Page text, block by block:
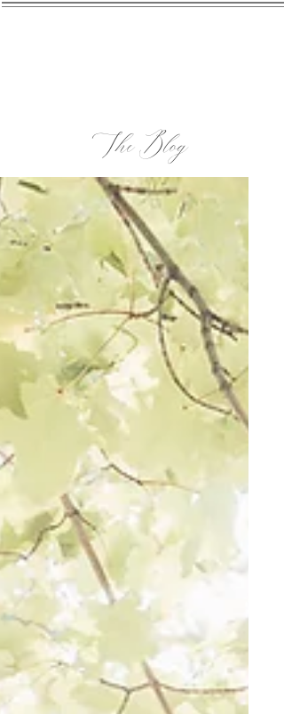
The Blog